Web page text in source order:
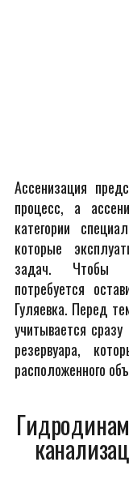
Ассенизация
процесс, а
категории
которые
задач. Чтобы
потребуется
Гуляевка. Перед
учитывается
резервуара,
расположенного